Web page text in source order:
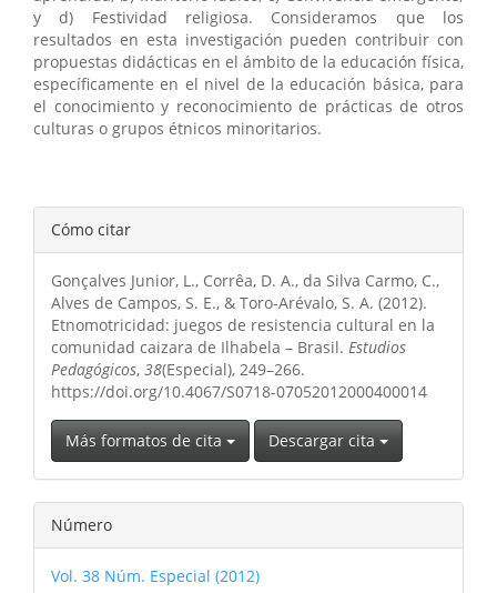
y d) Festividad religiosa. Consideramos que los
resultados en esta investigación pueden contribuir con
propuestas didácticas en el ámbito de la educación física,
específicamente en el nivel de la educación básica, para
el conocimiento y reconocimiento de prácticas de otros
culturas o grupos étnicos minoritarios.
Detalles
del
artículo
Cómo citar
Gonçalves Junior, L., Corrêa, D. A., da Silva Carmo, C.,
Alves de Campos, S. E., & Toro-Arévalo, S. A. (2012).
Etnomotricidad: juegos de resistencia cultural en la
comunidad caizara de Ilhabela – Brasil. Estudios
Pedagógicos, 38(Especial), 249–266.
https://doi.org/10.4067/S0718-07052012000400014
Más formatos de cita Descargar cita
Número
Vol. 38 Núm. Especial (2012)